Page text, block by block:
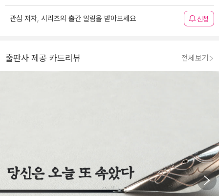
관심 저자, 시리즈의 출간 알림을 받아보세요 신청
출판사 제공 카드리뷰 전체보기